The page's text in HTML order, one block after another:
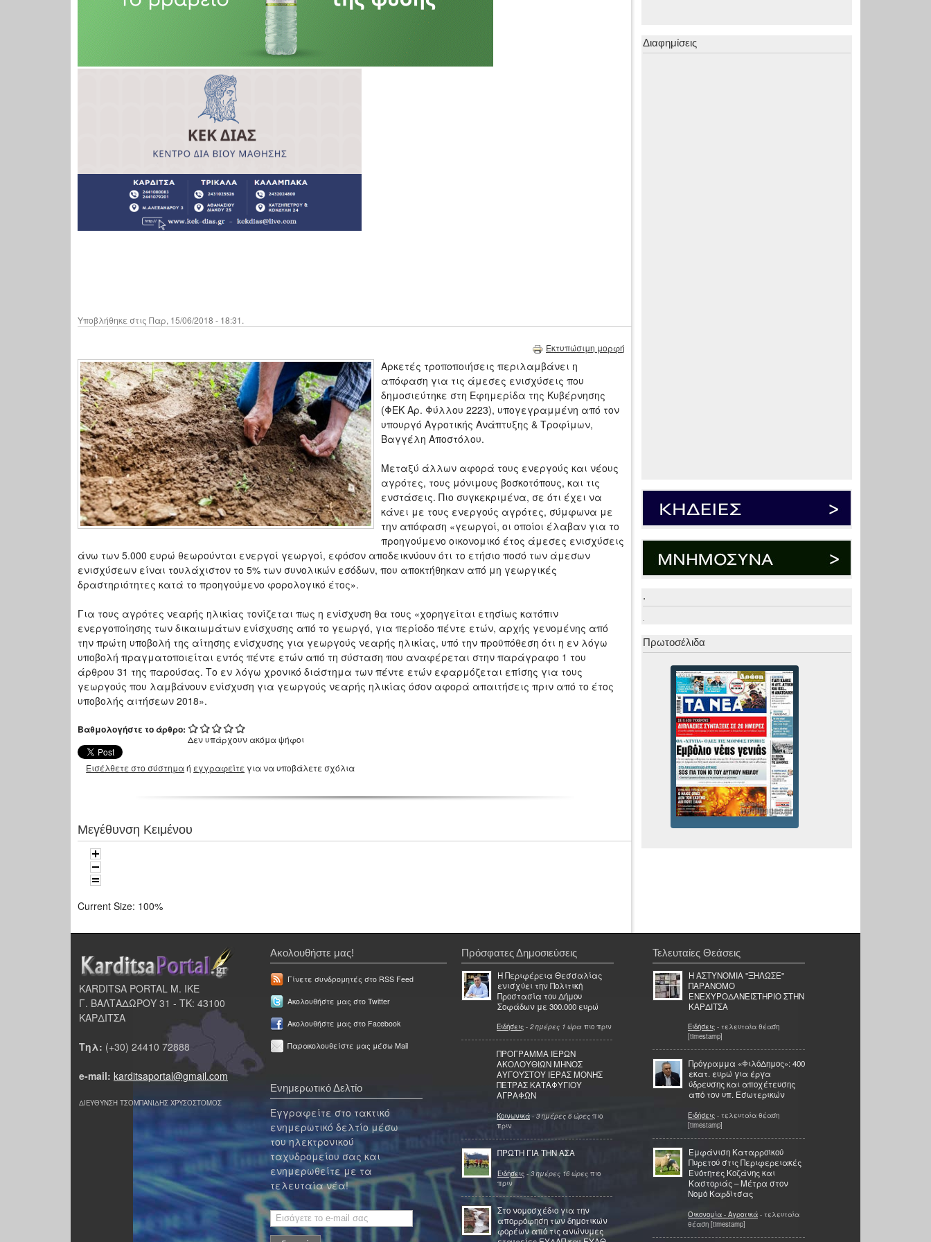
Υποβλήθηκε στις Παρ, 15/06/2018 - 18:31.
Εκτυπώσιμη μορφή
Αρκετές τροποποιήσεις περιλαμβάνει η
απόφαση για τις άμεσες ενισχύσεις που
δημοσιεύτηκε στη Εφημερίδα της Κυβέρνησης
(ΦΕΚ Αρ. Φύλλου 2223), υπογεγραμμένη από τον
υπουργό Αγροτικής Ανάπτυξης & Τροφίμων,
Βαγγέλη Αποστόλου.
Μεταξύ άλλων αφορά τους ενεργούς και νέους
αγρότες, τους μόνιμους βοσκοτόπους, και τις
ενστάσεις. Πιο συγκεκριμένα, σε ότι έχει να
κάνει με τους ενεργούς αγρότες, σύμφωνα με
την απόφαση «γεωργοί, οι οποίοι έλαβαν για το
προηγούμενο οικονομικό έτος άμεσες ενισχύσεις
άνω των 5.000 ευρώ θεωρούνται ενεργοί γεωργοί, εφόσον αποδεικνύουν ότι το ετήσιο ποσό των άμεσων
ενισχύσεων είναι τουλάχιστον το 5% των συνολικών εσόδων, που αποκτήθηκαν από μη γεωργικές
δραστηριότητες κατά το προηγούμενο φορολογικό έτος».
Για τους αγρότες νεαρής ηλικίας τονίζεται πως η ενίσχυση θα τους «χορηγείται ετησίως κατόπιν
ενεργοποίησης των δικαιωμάτων ενίσχυσης από το γεωργό, για περίοδο πέντε ετών, αρχής γενομένης από
την πρώτη υποβολή της αίτησης ενίσχυσης για γεωργούς νεαρής ηλικίας, υπό την προϋπόθεση ότι η εν λόγω
υποβολή πραγματοποιείται εντός πέντε ετών από τη σύσταση που αναφέρεται στην παράγραφο 1 του
άρθρου 31 της παρούσας. Το εν λόγω χρονικό διάστημα των πέντε ετών εφαρμόζεται επίσης για τους
γεωργούς που λαμβάνουν ενίσχυση για γεωργούς νεαρής ηλικίας όσον αφορά απαιτήσεις πριν από το έτος
υποβολής αιτήσεων 2018».
Βαθμολογήστε το άρθρο:
Δεν υπάρχουν ακόμα ψήφοι
Εισέλθετε στο σύστημαή εγγραφείτε για να υποβάλετε σχόλια
Μεγέθυνση Κειμένου
Current Size: 100%
Διαφημίσεις
.
.
Πρωτοσέλιδα
KARDITSA PORTAL Μ. ΙΚΕ
Γ. ΒΑΛΤΑΔΩΡΟΥ 31 - ΤΚ: 43100
ΚΑΡΔΙΤΣΑ
Τηλ: (+30) 24410 72888
e-mail: karditsaportal@gmail.com
ΔΙΕΥΘΥΝΣΗ ΤΣΟΜΠΑΝΙΔΗΣ ΧΡΥΣΟΣΤΟΜΟΣ
Ακολουθήστε μας!
Γίνετε συνδρομητές στο RSS Feed
Ακολουθήστε μας στο Twitter
Ακολουθήστε μας στο Facebook
Παρακολουθείστε μας μέσω Mail
Ενημερωτικό Δελτίο
Εγγραφείτε στο τακτικό
ενημερωτικό δελτίο μέσω
του ηλεκτρονικού
ταχυδρομείου σας και
ενημερωθείτε με τα
τελευταία νέα!
Πρόσφατες Δημοσιεύσεις
Η Περιφέρεια Θεσσαλίας
ενισχύει την Πολιτική
Προστασία του Δήμου
Σοφάδων με 300.000 ευρώ
Ειδήσεις - 2 ημέρες 1 ώρα πιο πριν
ΠΡΟΓΡΑΜΜΑ ΙΕΡΩΝ
ΑΚΟΛΟΥΘΙΩΝ ΜΗΝΟΣ
ΑΥΓΟΥΣΤΟΥ ΙΕΡΑΣ ΜΟΝΗΣ
ΠΕΤΡΑΣ ΚΑΤΑΦΥΓΙΟΥ
ΑΓΡΑΦΩΝ
Κοινωνικά - 3 ημέρες 6 ώρες πιο
πριν
ΠΡΩΤΗ ΓΙΑ ΤΗΝ ΑΣΑ
Ειδήσεις - 3 ημέρες 16 ώρες πιο
πριν
Στο νομοσχέδιο για την
απορρόφηση των δημοτικών
φορέων από τις ανώνυμες
Τελευταίες Θεάσεις
Η ΑΣΤΥΝΟΜΙΑ ''ΞΗΛΩΣΕ''
ΠΑΡΑΝΟΜΟ
ΕΝΕΧΥΡΟΔΑΝΕΙΣΤΗΡΙΟ ΣΤΗΝ
ΚΑΡΔΙΤΣΑ
Ειδήσεις - τελευταία θέαση
[timestamp]
Πρόγραμμα «ΦιλόΔημος»: 400
εκατ. ευρώ για έργα
ύδρευσης και αποχέτευσης
από τον υπ. Εσωτερικών
Ειδήσεις - τελευταία θέαση
[timestamp]
Εμφάνιση Καταρροϊκού
Πυρετού στις Περιφερειακές
Ενότητες Κοζάνης και
Καστοριάς – Μέτρα στον
Νομό Καρδίτσας
Οικονομία - Αγροτικά - τελευταία
θέαση [timestamp]